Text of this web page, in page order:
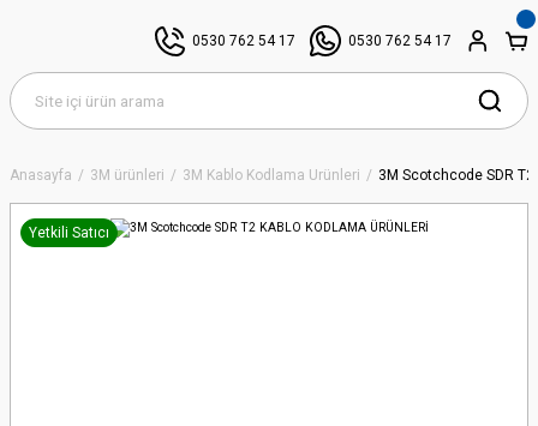
0530 762 54 17 0530 762 54 17
Anasayfa 3M ürünleri 3M Kablo Kodlama Ürünleri 3M Scotchcode SDR T2
Yetkili Satıcı